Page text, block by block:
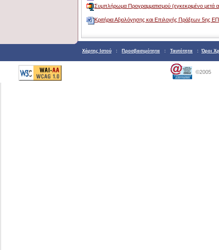
Συμπλήρωμα Προγραμματισμού (εγκεκριμένο μετά
Kριτήρια Αξιολόγησης και Επιλογής Πράξεων 5ης
Χάρτης Ιστού : Προσβασιμότητα : Ταυτότητα : Όροι
©2005